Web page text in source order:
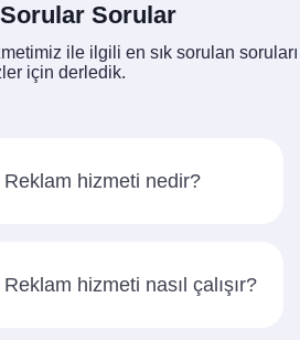
Sorular Sorular
ile ilgili en sık sorulan soruları
için derledik.
hizmeti nedir?
hizmeti nasıl çalışır?